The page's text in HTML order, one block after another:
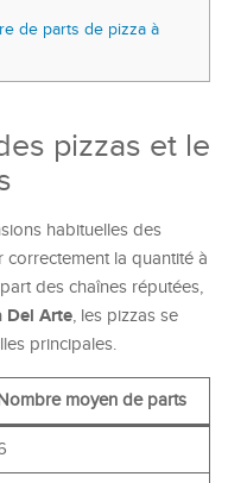
de parts de pizza à
pizzas et le
habituelles des
la quantité à
des chaînes réputées,
Del Arte, les pizzas se
principales.
moyen de parts